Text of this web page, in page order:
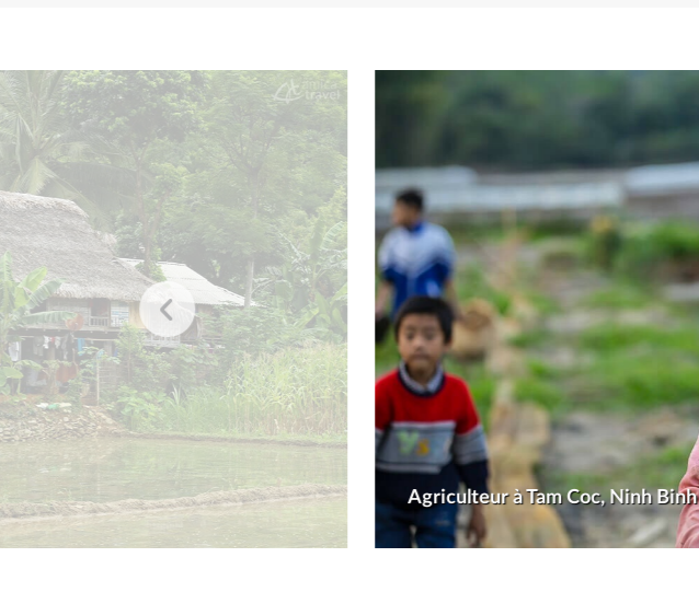
Agriculteur à Tam Coc, Ninh Binh